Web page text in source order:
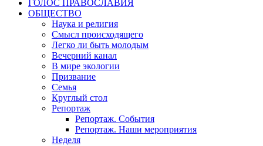
ГОЛОС ПРАВОСЛАВИЯ
ОБЩЕСТВО
Наука и религия
Смысл происходящего
Легко ли быть молодым
Вечерний канал
В мире экологии
Призвание
Семья
Круглый стол
Репортаж
Репортаж. События
Репортаж. Наши мероприятия
Неделя